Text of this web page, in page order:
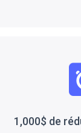
1,000$ de